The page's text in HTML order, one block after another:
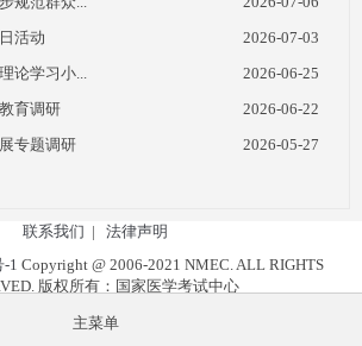
主菜单
活动
2026-07-03
论学习小...
2026-06-25
育调研
2026-06-22
专题调研
2026-05-27
联系我们 | 法律声明
-1 Copyright @ 2006-2021 NMEC. ALL RIGHTS
版权所有：国家医学考试中心
59935026 | 邮箱：zhb@nmec.org.cn